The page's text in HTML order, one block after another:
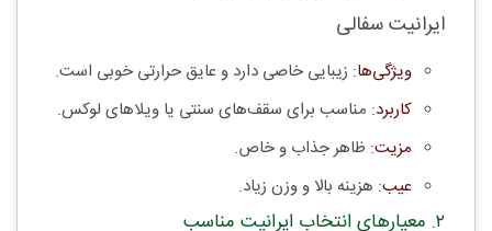
ایرانیت سفالی
ویژگی‌ها: زیبایی خاصی دارد و عایق حرارتی خوبی است.
کاربرد: مناسب برای سقف‌های سنتی یا ویلاهای لوکس.
مزیت: ظاهر جذاب و خاص.
عیب: هزینه بالا و وزن زیاد.
۲. معیارهای انتخاب ایرانیت مناسب